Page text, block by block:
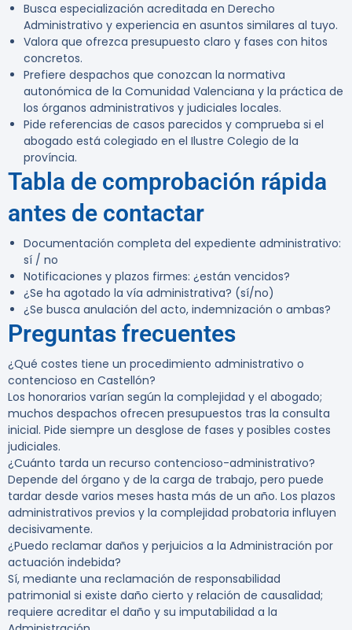
Busca especialización acreditada en Derecho
Administrativo y experiencia en asuntos similares al tuyo.
Valora que ofrezca presupuesto claro y fases con hitos
concretos.
Prefiere despachos que conozcan la normativa
autonómica de la Comunidad Valenciana y la práctica de
los órganos administrativos y judiciales locales.
Pide referencias de casos parecidos y comprueba si el
abogado está colegiado en el Ilustre Colegio de la
província.
Tabla de comprobación rápida
antes de contactar
Documentación completa del expediente administrativo:
sí / no
Notificaciones y plazos firmes: ¿están vencidos?
¿Se ha agotado la vía administrativa? (sí/no)
¿Se busca anulación del acto, indemnización o ambas?
Preguntas frecuentes
¿Qué costes tiene un procedimiento administrativo o
contencioso en Castellón?
Los honorarios varían según la complejidad y el abogado;
muchos despachos ofrecen presupuestos tras la consulta
inicial. Pide siempre un desglose de fases y posibles costes
judiciales.
¿Cuánto tarda un recurso contencioso-administrativo?
Depende del órgano y de la carga de trabajo, pero puede
tardar desde varios meses hasta más de un año. Los plazos
administrativos previos y la complejidad probatoria influyen
decisivamente.
¿Puedo reclamar daños y perjuicios a la Administración por
actuación indebida?
Sí, mediante una reclamación de responsabilidad
patrimonial si existe daño cierto y relación de causalidad;
requiere acreditar el daño y su imputabilidad a la